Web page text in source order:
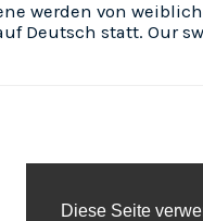
Diese Seite
werden von
Deutsch statt. Our